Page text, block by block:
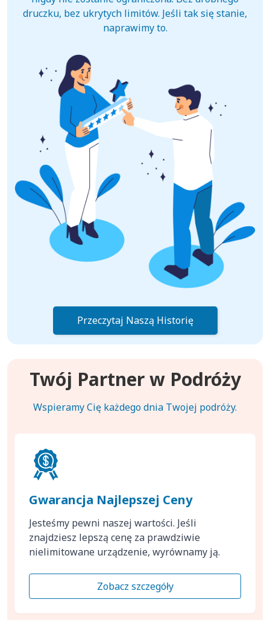
druczku, bez ukrytych limitów. Jeśli tak się stanie,
naprawimy to.
Przeczytaj Naszą Historię
Twój Partner w Podróży
Wspieramy Cię każdego dnia Twojej podróży.
Gwarancja Najlepszej Ceny
Jesteśmy pewni naszej wartości. Jeśli
znajdziesz lepszą cenę za prawdziwie
nielimitowane urządzenie, wyrównamy ją.
Zobacz szczegóły